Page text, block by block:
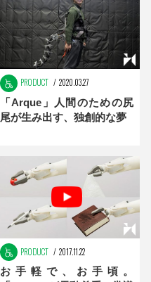
PRODUCT 2020.03.27
「Arque」人間のための尻
尾が生み出す、独創的な夢
PRODUCT 2017.11.22
お手軽で、お手頃。